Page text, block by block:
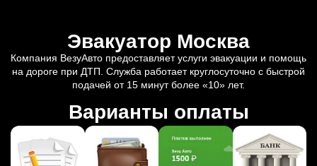
Эвакуатор Москва
Компания ВезуАвто предоставляет услуги эвакуации и помощь
на дороге при ДТП. Служба работает круглосуточно с быстрой
подачей от 15 минут более «10» лет.
Варианты оплаты